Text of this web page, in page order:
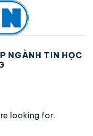
NGÀNH TIN HỌC
looking for.